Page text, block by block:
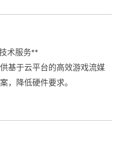
术服务**
基于云平台的高效游戏流媒
，降低硬件要求。